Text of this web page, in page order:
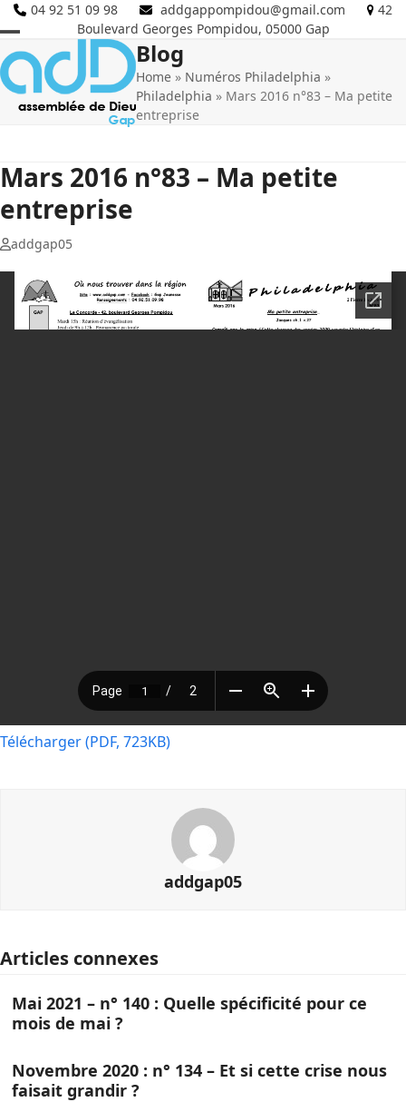
Skip
to
content
04 92 51 09 98 addgappompidou@gmail.com
42
Boulevard Georges Pompidou, 05000 Gap
Open
mobile
menu
Close
mobile
menu
Blog
Home » Numéros Philadelphia »
Philadelphia » Mars 2016 n°83 – Ma petite
entreprise
Mars 2016 n°83 – Ma petite
entreprise
addgap05
Télécharger (PDF, 723KB)
addgap05
Articles connexes
Mai 2021 – n° 140 : Quelle spécificité pour ce
mois de mai ?
Novembre 2020 : n° 134 – Et si cette crise nous
faisait grandir ?